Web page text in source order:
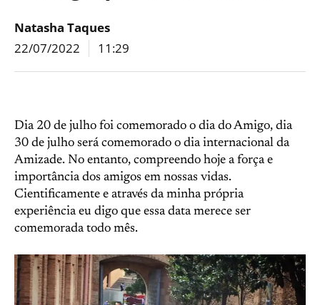
Natasha Taques
22/07/2022
11:29
Dia 20 de julho foi comemorado o dia do Amigo, dia
30 de julho será comemorado o dia internacional da
Amizade. No entanto, compreendo hoje a força e
importância dos amigos em nossas vidas.
Cientificamente e através da minha própria
experiência eu digo que essa data merece ser
comemorada todo mês.